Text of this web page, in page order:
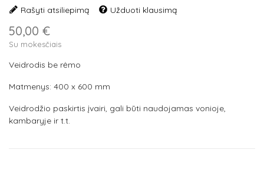
Rašyti atsiliepimą Užduoti klausimą
50,00 €
Su mokesčiais
Veidrodis be rėmo
Matmenys: 400 x 600 mm
Veidrodžio paskirtis įvairi, gali būti naudojamas vonioje,
kambaryje ir t.t.